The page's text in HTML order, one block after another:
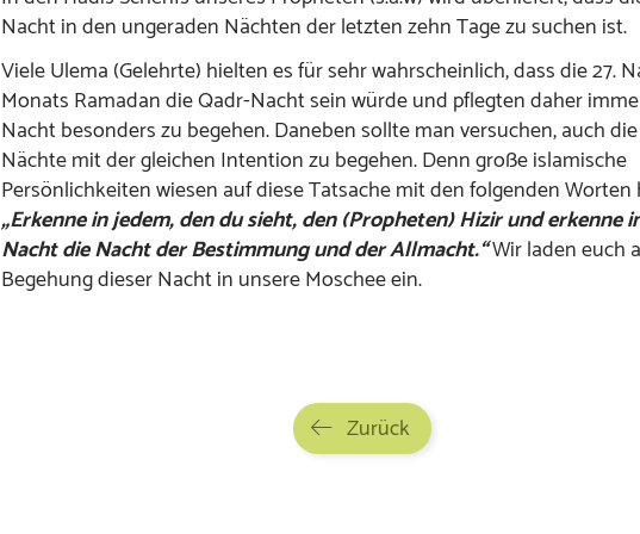
Nacht in den ungeraden Nächten der letzten zehn Tage zu suchen ist.
Viele Ulema (Gelehrte) hielten es für sehr wahrscheinlich, dass die 27.
Monats Ramadan die Qadr-Nacht sein würde und pflegten daher
Nacht besonders zu begehen. Daneben sollte man versuchen, auch
Nächte mit der gleichen Intention zu begehen. Denn große islamische
Persönlichkeiten wiesen auf diese Tatsache mit den folgenden Worten
„Erkenne in jedem, den du sieht, den (Propheten) Hizir und erkenne
Nacht die Nacht der Bestimmung und der Allmacht.“Wir laden euch
Begehung dieser Nacht in unsere Moschee ein.
Zurück